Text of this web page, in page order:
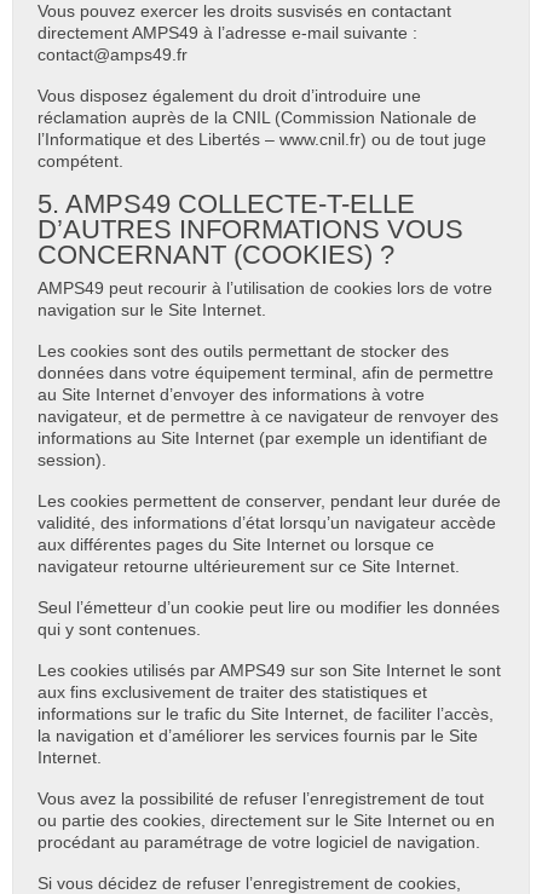
Vous pouvez exercer les droits susvisés en contactant
directement AMPS49 à l’adresse e-mail suivante :
contact@amps49.fr
Vous disposez également du droit d’introduire une
réclamation auprès de la CNIL (Commission Nationale de
l’Informatique et des Libertés – www.cnil.fr) ou de tout juge
compétent.
5. AMPS49 COLLECTE-T-ELLE
D’AUTRES INFORMATIONS VOUS
CONCERNANT (COOKIES) ?
AMPS49 peut recourir à l’utilisation de cookies lors de votre
navigation sur le Site Internet.
Les cookies sont des outils permettant de stocker des
données dans votre équipement terminal, afin de permettre
au Site Internet d’envoyer des informations à votre
navigateur, et de permettre à ce navigateur de renvoyer des
informations au Site Internet (par exemple un identifiant de
session).
Les cookies permettent de conserver, pendant leur durée de
validité, des informations d’état lorsqu’un navigateur accède
aux différentes pages du Site Internet ou lorsque ce
navigateur retourne ultérieurement sur ce Site Internet.
Seul l’émetteur d’un cookie peut lire ou modifier les données
qui y sont contenues.
Les cookies utilisés par AMPS49 sur son Site Internet le sont
aux fins exclusivement de traiter des statistiques et
informations sur le trafic du Site Internet, de faciliter l’accès,
la navigation et d’améliorer les services fournis par le Site
Internet.
Vous avez la possibilité de refuser l’enregistrement de tout
ou partie des cookies, directement sur le Site Internet ou en
procédant au paramétrage de votre logiciel de navigation.
Si vous décidez de refuser l’enregistrement de cookies,